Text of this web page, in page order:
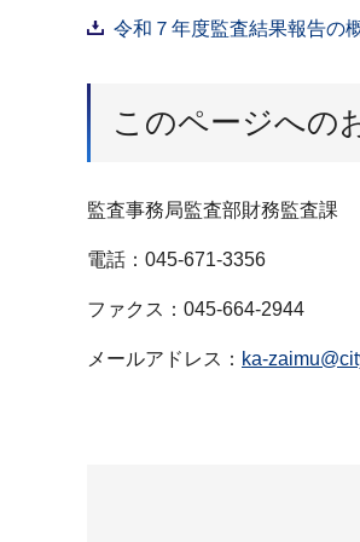
令和７年度監査結果報告の
このページへの
監査事務局監査部財務監査課
電話：045-671-3356
ファクス：045-664-2944
メールアドレス： ka-